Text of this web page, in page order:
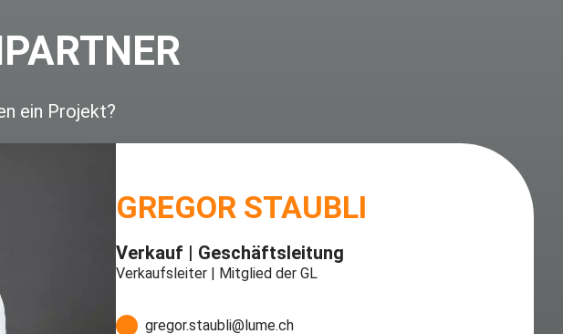
ein Projekt?
GREGOR STAUBLI
Verkauf | Geschäftsleitung
Verkaufsleiter | Mitglied der GL
gregor.staubli@lume.ch